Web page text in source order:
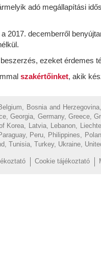
adó megállapítási
2017. decemberről
ezeket érdemes
szakértőinket, akik
Bosnia and
Georgia, Germany, Greece,
Korea, Latvia, Lebanon,
Peru, Philippines,
Tunisia, Turkey, Ukraine,
Cookie tájékoztató